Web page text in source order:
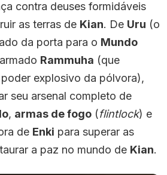
contra deuses formidáveis
as terras de Kian. De Uru (o
da porta para o Mundo
Rammuha (que
explosivo da pólvora),
seu arsenal completo de
, armas de fogo (flintlock) e
de Enki para superar as
a paz no mundo de Kian.